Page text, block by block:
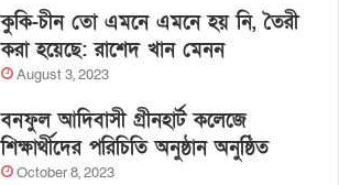
কুকি-চীন তো এমনে এমনে হয় নি, তৈরী
করা হয়েছে: রাশেদ খান মেনন
August 3, 2023
বনফুল আদিবাসী গ্রীনহার্ট কলেজে
শিক্ষার্থীদের পরিচিতি অনুষ্ঠান অনুষ্ঠিত
October 8, 2023